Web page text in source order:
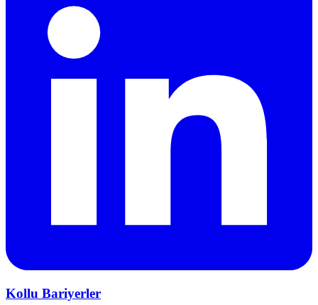
Kollu Bariyerler